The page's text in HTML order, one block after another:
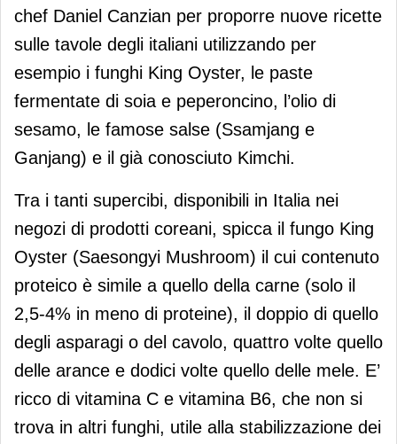
chef Daniel Canzian per proporre nuove ricette
sulle tavole degli italiani utilizzando per
esempio i funghi King Oyster, le paste
fermentate di soia e peperoncino, l’olio di
sesamo, le famose salse (Ssamjang e
Ganjang) e il già conosciuto Kimchi.
Tra i tanti supercibi, disponibili in Italia nei
negozi di prodotti coreani, spicca il fungo King
Oyster (Saesongyi Mushroom) il cui contenuto
proteico è simile a quello della carne (solo il
2,5-4% in meno di proteine), il doppio di quello
degli asparagi o del cavolo, quattro volte quello
delle arance e dodici volte quello delle mele. E’
ricco di vitamina C e vitamina B6, che non si
trova in altri funghi, utile alla stabilizzazione dei